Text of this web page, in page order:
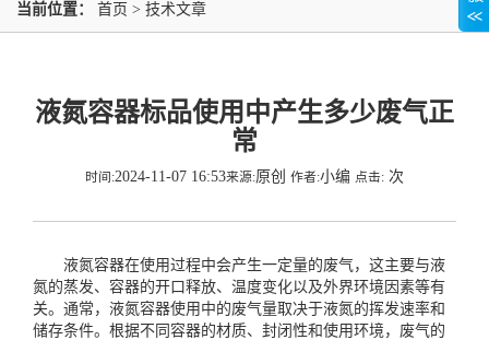
当前位置： 首页 > 技术文章
液氮容器标品使用中产生多少废气正
常
时间:2024-11-07 16:53来源:原创 作者:小编 点击: 次
液氮容器在使用过程中会产生一定量的废气，这主要与液
氮的蒸发、容器的开口释放、温度变化以及外界环境因素等有
关。通常，液氮容器使用中的废气量取决于液氮的挥发速率和
储存条件。根据不同容器的材质、封闭性和使用环境，废气的